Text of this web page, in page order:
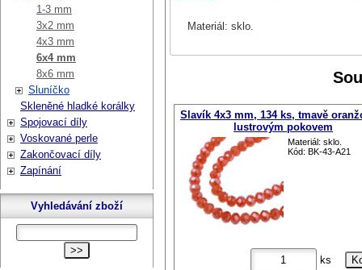
Materiál: sklo.
Slavík 4x3 mm, 134 ks, tmavě
lustrovým pokovem
Materiál: sklo.
Kód: BK-43-A21
ks
1-3 mm
3x2 mm
4x3 mm
6x4 mm
8x6 mm
Sluníčko
Skleněné hladké korálky
Spojovací díly
Voskované perle
Zakončovací díly
Zapínání
Vyhledávání zboží